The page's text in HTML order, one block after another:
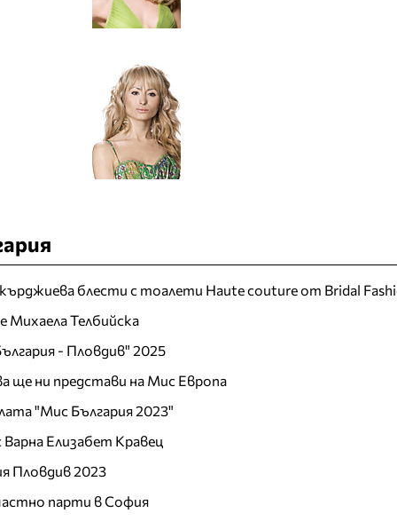
блести с тоалети Haute couture от Bridal
Михаела Телбийска
- Пловдив" 2025
ще ни представи на Мис Европа
"Мис България 2023"
Елизабет Кравец
Пловдив 2023
парти в София